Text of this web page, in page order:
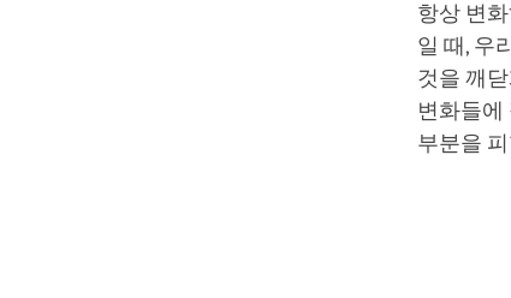
항상 변
일 때, 우
것을 깨
변화들에
부분을